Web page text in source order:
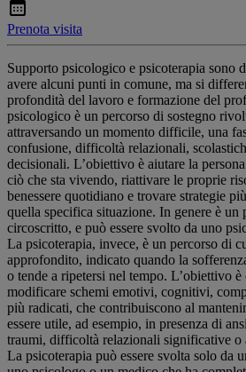
Prenota visita
Supporto psicologico e psicoterapia sono
avere alcuni punti in comune, ma si
profondità del lavoro e formazione del
psicologico è un percorso di sostegno
attraversando un momento difficile, una
confusione, difficoltà relazionali,
decisionali. L’obiettivo è aiutare la
ciò che sta vivendo, riattivare le proprie
benessere quotidiano e trovare strategie
quella specifica situazione. In genere è un
circoscritto, e può essere svolto da uno
La psicoterapia, invece, è un percorso di
approfondito, indicato quando la
o tende a ripetersi nel tempo. L’obiettivo è
modificare schemi emotivi, cognitivi,
più radicati, che contribuiscono al
essere utile, ad esempio, in presenza di
traumi, difficoltà relazionali significative
La psicoterapia può essere svolta solo da